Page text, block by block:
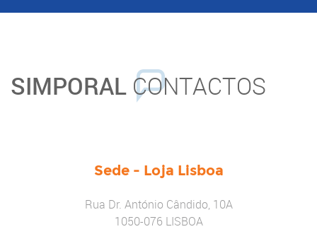
SIMPORAL CONTACTOS
Sede - Loja Lisboa
​Rua Dr. António Cândido, 10A
1050-076 LISBOA